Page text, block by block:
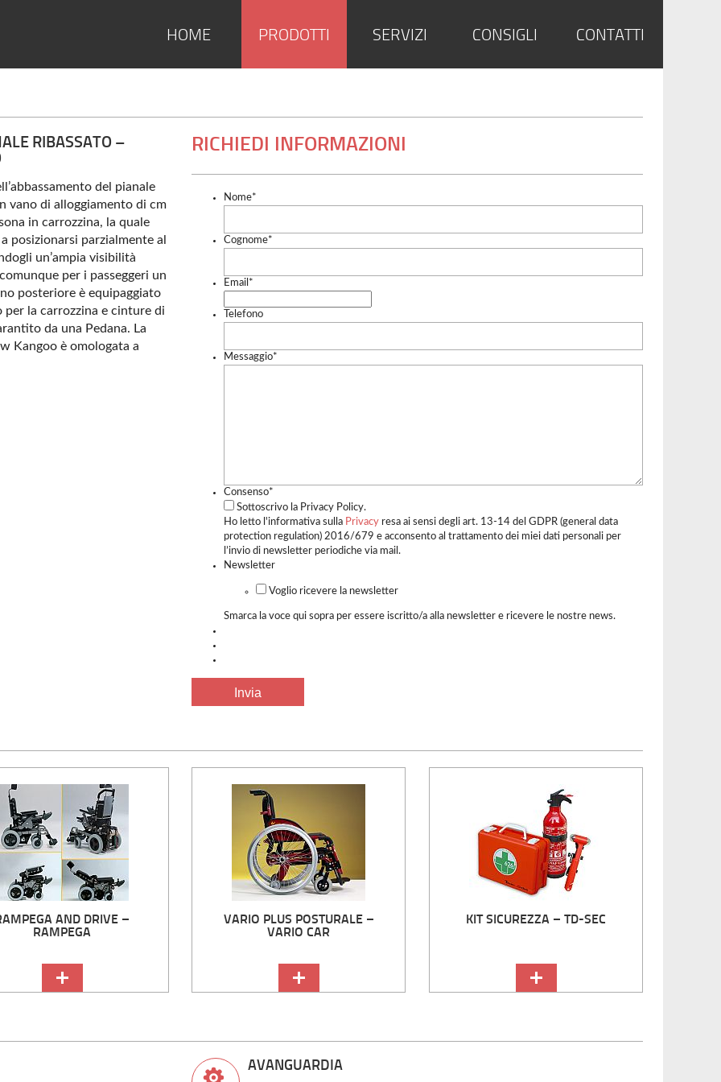
HOME PRODOTTI SERVIZI CONSIGLI CONTATTI
RIBASSATO –
del pianale
vano di alloggiamento di cm
in carrozzina, la quale
posizionarsi parzialmente al
un’ampia visibilità
per i passeggeri un
posteriore è equipaggiato
per la carrozzina e cinture di
da una Pedana. La
Kangoo è omologata a
RICHIEDI INFORMAZIONI
Nome*
Cognome*
Email *
Telefono
Messaggio*
Consenso*
Sottoscrivo la Privacy Policy.
Ho letto l'informativa sulla Privacy resa ai sensi degli art. 13-14 del GDPR (general data
protection regulation) 2016/679 e acconsento al trattamento dei miei dati personali per
l’invio di newsletter periodiche via mail.
Newsletter
Voglio ricevere la newsletter
Smarca la voce qui sopra per essere iscritto/a alla newsletter e ricevere le nostre news.
Invia
AND DRIVE –
RAMPEGA
VARIO PLUS POSTURALE –
VARIO CAR
KIT SICUREZZA – TD-SEC
AVANGUARDIA